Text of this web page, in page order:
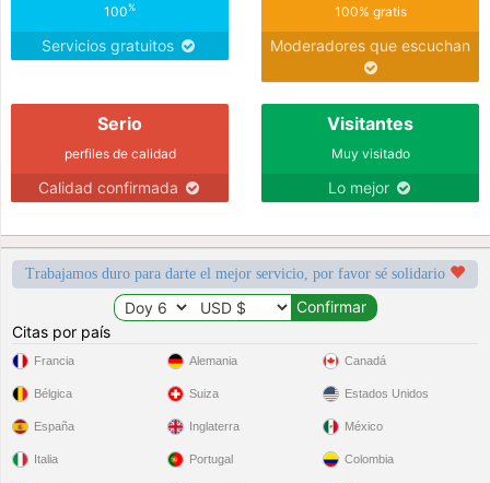
100%
Servicios gratuitos
100% gratis
Moderadores que escuchan
Serio
perfiles de calidad
Calidad confirmada
Visitantes
Muy visitado
Lo mejor
Trabajamos duro para darte el mejor servicio, por favor sé solidario
Citas por país
Francia
Bélgica
España
Italia
Alemania
Suiza
Inglaterra
Portugal
Canadá
Estados Unidos
México
Colombia